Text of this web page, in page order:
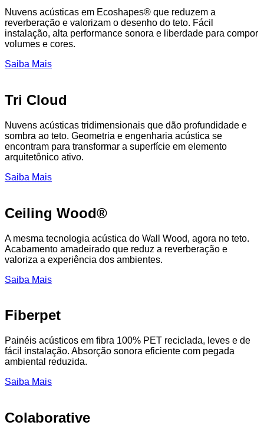
Nuvens acústicas em Ecoshapes® que reduzem a
reverberação e valorizam o desenho do teto. Fácil
instalação, alta performance sonora e liberdade para compor
volumes e cores.
Saiba Mais
Tri Cloud
Nuvens acústicas tridimensionais que dão profundidade e
sombra ao teto. Geometria e engenharia acústica se
encontram para transformar a superfície em elemento
arquitetônico ativo.
Saiba Mais
Ceiling Wood®
A mesma tecnologia acústica do Wall Wood, agora no teto.
Acabamento amadeirado que reduz a reverberação e
valoriza a experiência dos ambientes.
Saiba Mais
Fiberpet
Painéis acústicos em fibra 100% PET reciclada, leves e de
fácil instalação. Absorção sonora eficiente com pegada
ambiental reduzida.
Saiba Mais
Colaborative